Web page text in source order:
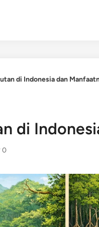
di Indonesia dan
di
0